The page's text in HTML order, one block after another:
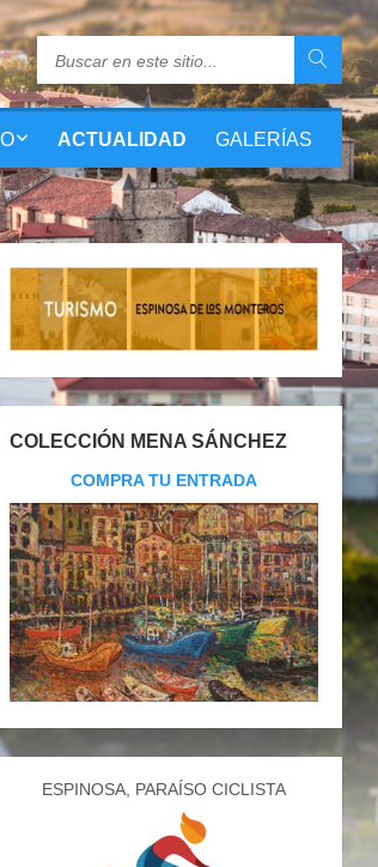
ACTUALIDAD GALERÍAS
COLECCIÓN MENA SÁNCHEZ
COMPRA TU ENTRADA
ESPINOSA, PARAÍSO CICLISTA